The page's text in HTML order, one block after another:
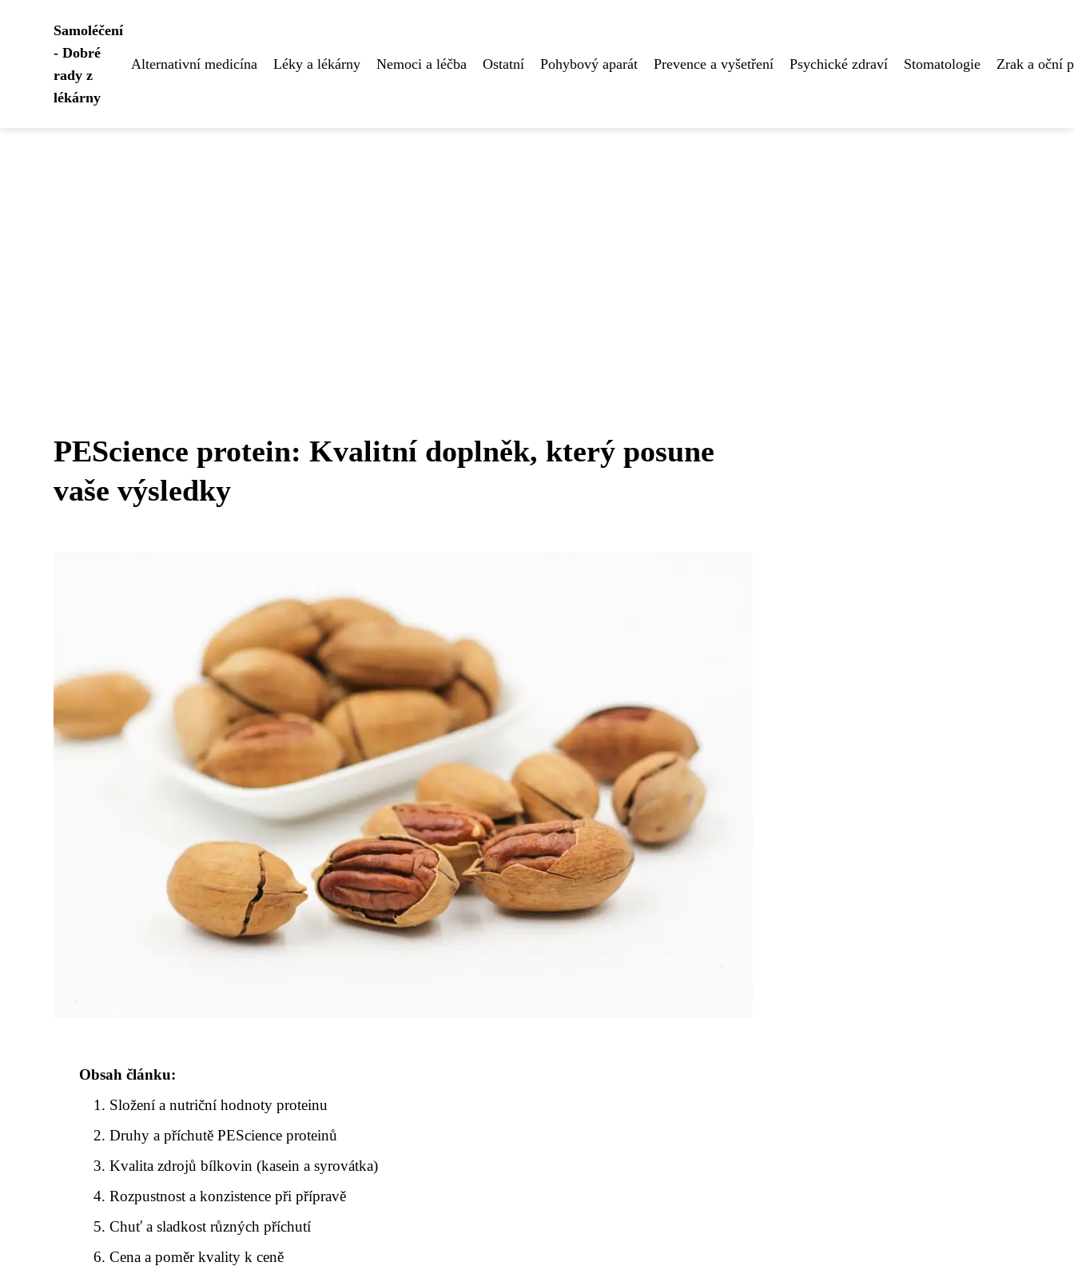
Samoléčení
- Dobré
rady z
lékárny
Alternativní medicína Léky a lékárny Nemoci a léčba Ostatní Pohybový aparát Prevence a vyšetření Psychické zdraví Stomatologie Zrak a oční
PEScience protein: Kvalitní doplněk, který posune
vaše výsledky
Obsah článku:
Složení a nutriční hodnoty proteinu
Druhy a příchutě PEScience proteinů
Kvalita zdrojů bílkovin (kasein a syrovátka)
Rozpustnost a konzistence při přípravě
Chuť a sladkost různých příchutí
Cena a poměr kvality k ceně